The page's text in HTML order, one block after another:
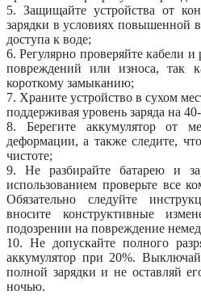
5. Защищайте устройства от
зарядки в условиях повышенной
доступа к воде;
6. Регулярно проверяйте кабели
повреждений или износа, так
короткому замыканию;
7. Храните устройство в сухом
поддерживая уровень заряда на
8. Берегите аккумулятор от
деформации, а также следите,
чистоте;
9. Не разбирайте батарею и
использованием проверьте все
Обязательно следуйте
вносите конструктивные
подозрении на повреждение
10. Не допускайте полного
аккумулятор при 20%.
полной зарядки и не оставляй
ночью.